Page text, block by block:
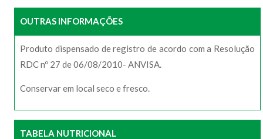
OUTRAS INFORMAÇÕES
Produto dispensado de registro de acordo com a Resolução
RDC nº 27 de 06/08/2010- ANVISA.
Conservar em local seco e fresco.
TABELA NUTRICIONAL